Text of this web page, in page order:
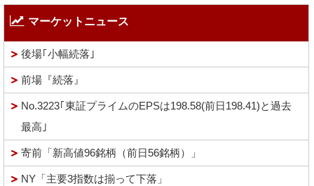
マーケットニュース
後場｢小幅続落｣
前場『続落』
No.3223｢東証プライムのEPSは198.58(前日198.41)と過去
最高｣
寄前「新高値96銘柄（前日56銘柄）」
NY「主要3指数は揃って下落」